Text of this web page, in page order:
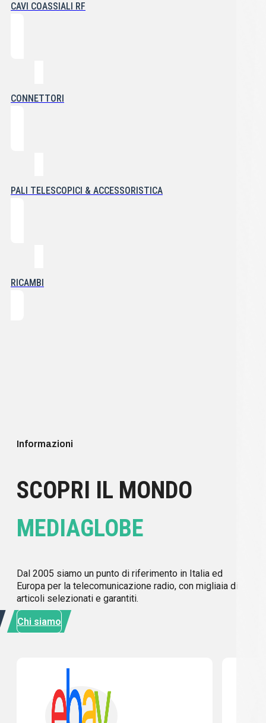
CAVI COASSIALI RF
CONNETTORI
PALI TELESCOPICI & ACCESSORISTICA
RICAMBI
Informazioni
SCOPRI IL MONDO
MEDIAGLOBE
Dal 2005 siamo un punto di riferimento in Italia ed
Europa per la telecomunicazione radio, con migliaia di
articoli selezionati e garantiti.
Chi siamo